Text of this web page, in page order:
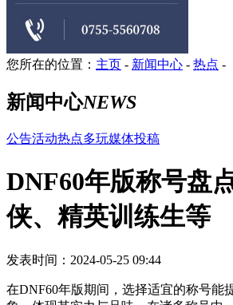
您所在的位置： 主页 - 新闻中心 - 热点 -
新闻中心NEWS
公告活动热点多玩媒体投稿
DNF60年版称号盘
侠、精英训练生等
发表时间：2024-05-25 09:44
在DNF60年版期间，选择适宜的称号能